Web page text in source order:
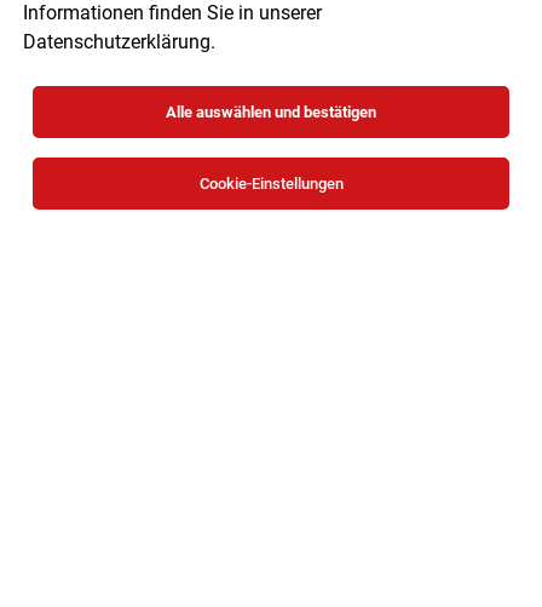
Informationen finden Sie in unserer
Datenschutzerklärung.
Alle auswählen und bestätigen
Cookie-Einstellungen